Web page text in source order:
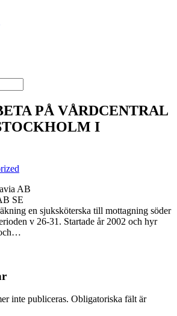
PÅ VÅRDCENTRAL
I
AB
SE
en sjuksköterska till mottagning söder
v 26-31. Startade år 2002 och hyr
inte publiceras. Obligatoriska fält är